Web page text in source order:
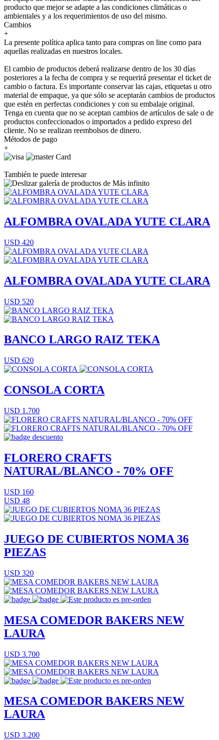
producto que mejor se adapte a las condiciones climáticas o
ambientales y a los requerimientos de uso del mismo.
Cambios
+
La presente política aplica tanto para compras on line como para
aquellas realizadas en nuestros locales.
El cambio de productos deberá realizarse dentro de los 30 días
posteriores a la fecha de compra y se requerirá presentar el ticket de
cambio o factura. Es importante conservar las cajas, etiquetas u otro
material de empaque, ya que sólo se aceptarán cambios de productos
que estén en perfectas condiciones y con su embalaje original.
Tenga en cuenta que no se aceptan cambios de artículos de sale o de
productos confeccionados o importados a pedido expreso del
cliente. No se realizan reembolsos de dinero.
Métodos de pago
+
También te puede interesar
ALFOMBRA OVALADA YUTE CLARA
USD 420
ALFOMBRA OVALADA YUTE CLARA
USD 520
BANCO LARGO RAIZ TEKA
USD 620
CONSOLA CORTA
USD 1.700
FLORERO CRAFTS
NATURAL/BLANCO - 70% OFF
USD 160
USD 48
JUEGO DE CUBIERTOS NOMA 36
PIEZAS
USD 320
MESA COMEDOR BAKERS NEW
LAURA
USD 3.700
MESA COMEDOR BAKERS NEW
LAURA
USD 3.200